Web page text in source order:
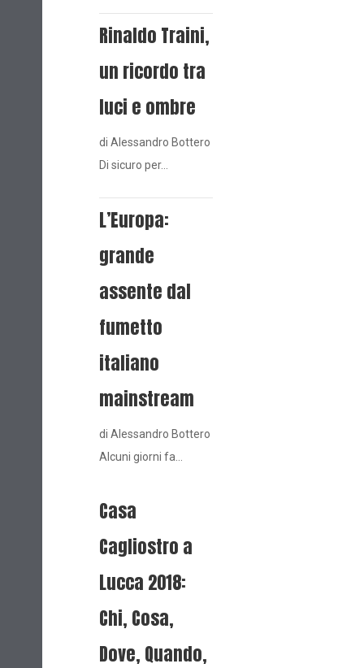
Rinaldo Traini,
un ricordo tra
luci e ombre
di Alessandro Bottero
Di sicuro per…
L’Europa:
grande
assente dal
fumetto
italiano
mainstream
di Alessandro Bottero
Alcuni giorni fa…
Casa
Cagliostro a
Lucca 2018:
Chi, Cosa,
Dove, Quando,